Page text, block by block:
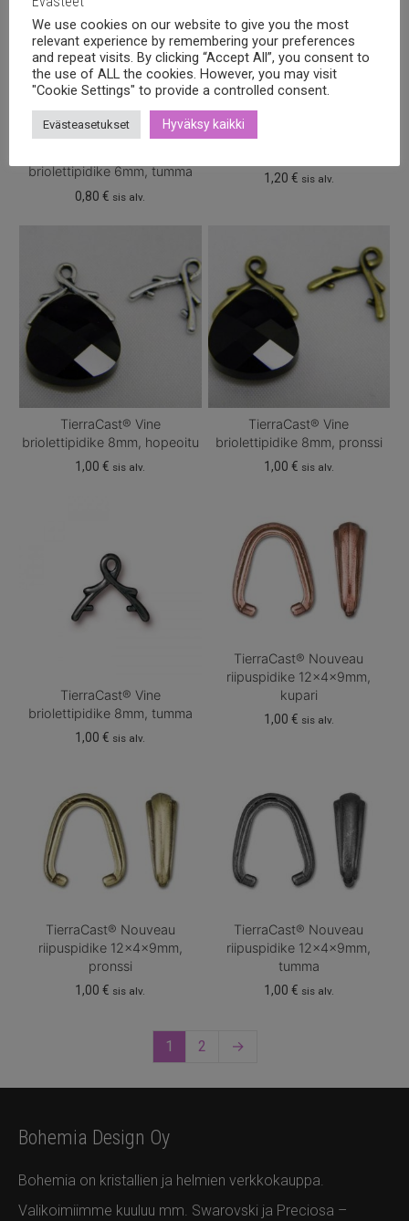
briolettipidike 6mm, tumma
0,80€ sis alv.
briolettipidike 8mm, antiikki
1,20 € sis alv.
TierraCast® Vine
briolettipidike 8mm, hopeoitu
1,00€ sis alv.
TierraCast® Vine
briolettipidike 8mm, pronssi
1,00 € sis alv.
TierraCast® Vine
briolettipidike 8mm, tumma
1,00€ sis alv.
TierraCast® Nouveau
riipuspidike 12x4x9mm,
kupari
1,00 € sis alv.
TierraCast® Nouveau
riipuspidike 12x4x9mm,
pronssi
1,00€ sis alv.
TierraCast® Nouveau
riipuspidike 12x4x9mm,
tumma
1,00 € sis alv.
1 2 →
Bohemia Design Oy
Bohemia on kristallien ja helmien verkkokauppa.
Valikoimiimme kuuluu mm. Swarovski ja Preciosa –
We use cookies on our website to give you the most
relevant experience by remembering your preferences
and repeat visits. By clicking “Accept All”, you consent to
the use of ALL the cookies. However, you may visit
"Cookie Settings" to provide a controlled consent.
Evästeasetukset Hyväksy kaikki